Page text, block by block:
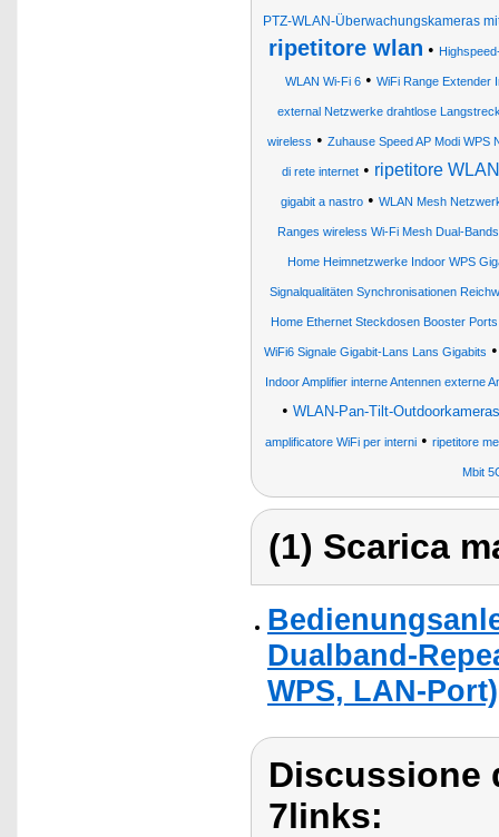
PTZ-WLAN-Überwachungskameras
ripetitore wlan •
WLAN Wi-Fi 6 • WiFi Range Extender
external Netzwerke drahtlose
wireless • Zuhause Speed AP Modi WPS
di rete internet• ripetitore
gigabit a nastro • WLAN Mesh
Ranges wireless Wi-Fi Mesh Dual-
Home Heimnetzwerke Indoor WPS
Signalqualitäten Synchronisationen
Home Ethernet Steckdosen Booster
WiFi6 Signale Gigabit-Lans Lans Gigabits
Indoor Amplifier interne Antennen externe
• WLAN-Pan-Tilt-
amplificatore WiFi per interni • ripetitore
Mbit
(1) Scarica
Dualband-
WPS, LAN-Port)
Discussione
7links: